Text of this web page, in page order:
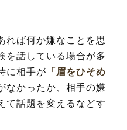
れば何か嫌なことを思
を話している場合が多
に相手が 「眉をひそめ
なかったか、相手の嫌
て話題を変えるなどす